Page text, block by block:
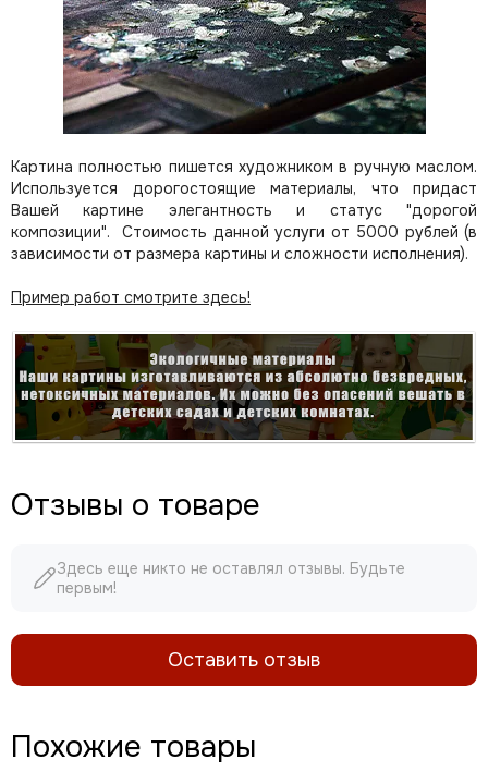
Картина полностью пишется художником в ручную маслом.
Используется дорогостоящие материалы, что придаст
Вашей картине элегантность и статус "дорогой
композиции". Стоимость данной услуги от 5000 рублей (в
зависимости от размера картины и сложности исполнения).
Пример работ смотрите здесь!
Отзывы о товаре
Здесь еще никто не оставлял отзывы. Будьте
первым!
Оставить отзыв
Похожие товары